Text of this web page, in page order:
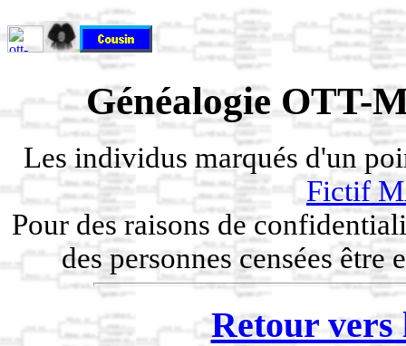
Généalogie OTT-
Les individus marqués d'un
Fictif
Pour des raisons de
des personnes censées
Retour vers